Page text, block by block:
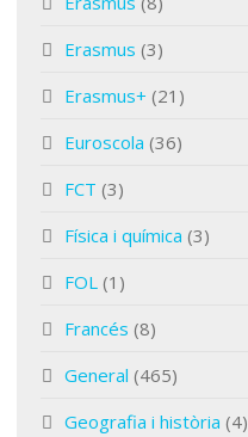
Erasmus (3)
Erasmus+ (21)
Euroscola (36)
FCT (3)
Física i química (3)
FOL (1)
Francés (8)
General (465)
Geografia i història (4)